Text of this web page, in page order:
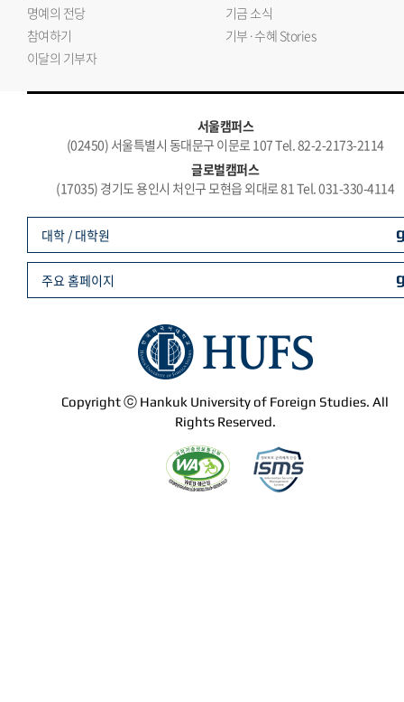
명예의 전당
기금 소식
참여하기
기부·수혜 Stories
이달의 기부자
서울캠퍼스
(02450) 서울특별시 동대문구 이문로 107 Tel. 82-2-2173-2114
글로벌캠퍼스
(17035) 경기도 용인시 처인구 모현읍 외대로 81 Tel. 031-330-4114
Copyright ⓒ Hankuk University of Foreign Studies. All
Rights Reserved.
대학 / 대학원
주요 홈페이지